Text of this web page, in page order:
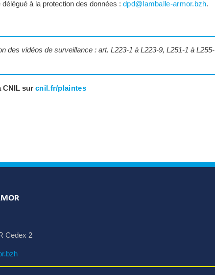
à la protection des données : dpd@lamballe-armor.bzh.
des vidéos de surveillance : art. L223-1 à L223-9, L251-1 à L255-
CNIL sur cnil.fr/plaintes
Cedex 2